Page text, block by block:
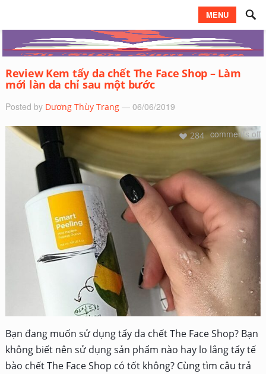
MENU
Review Kem tẩy da chết The Face Shop – Làm
mới làn da chỉ sau một bước
Posted by Dương Thùy Trang — 06/06/2019
comments off
284
Bạn đang muốn sử dụng tẩy da chết The Face Shop? Bạn
không biết nên sử dụng sản phẩm nào hay lo lắng tẩy tế
bào chết The Face Shop có tốt không? Cùng tìm câu trả